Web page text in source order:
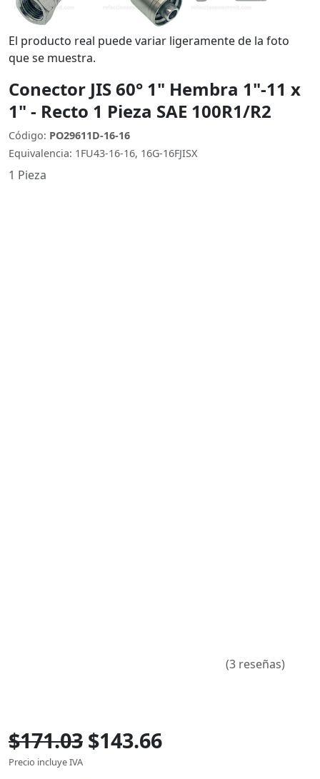
El producto real puede variar ligeramente de la foto
que se muestra.
Conector JIS 60° 1" Hembra 1"-11 x
1" - Recto 1 Pieza SAE 100R1/R2
Código: PO29611D-16-16
Equivalencia: 1FU43-16-16, 16G-16FJISX
1 Pieza
(3 reseñas)
$171.03 $143.66
Precio incluye IVA